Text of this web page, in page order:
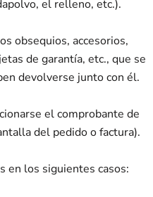
el relleno, etc.).
obsequios, accesorios,
de garantía, etc., que se
devolverse junto con él.
el comprobante de
del pedido o factura).
en los siguientes casos: